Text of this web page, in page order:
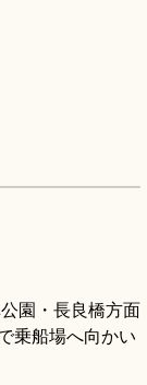
園・長良橋方面
乗船場へ向かい